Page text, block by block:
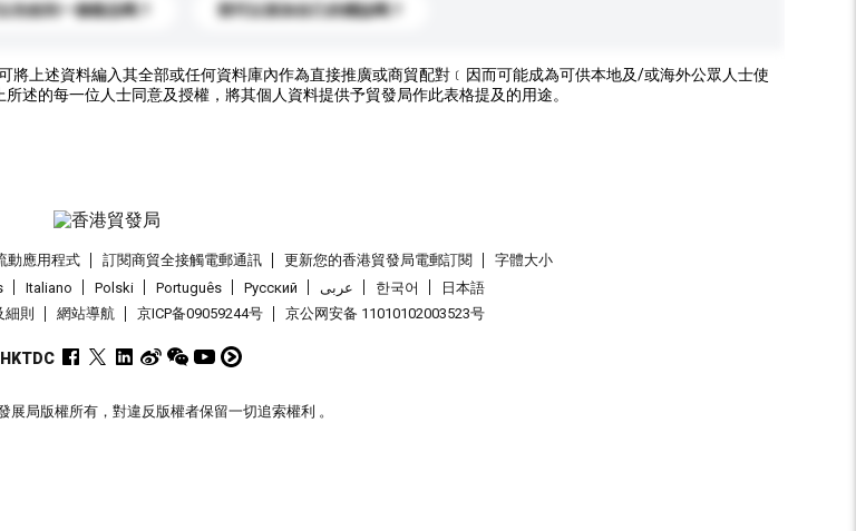
先收到一個樣品嗎？ 我可以添加自己的標誌嗎？
將上述資料編入其全部或任何資料庫內作為直接推廣或商貿配對﹝因而可能成為可供本地及/或海外公眾人士使
述的每一位人士同意及授權，將其個人資料提供予貿發局作此表格提及的用途。
動應用程式 訂閱商貿全接觸電郵通訊 更新您的香港貿發局電郵訂閱
字體大小
Italiano Polski Português Pусский عربى 한국어
日本語
細則 網站導航 京ICP备09059244号 京公网安备 11010102003523号
展局版權所有，對違反版權者保留一切追索權利 。